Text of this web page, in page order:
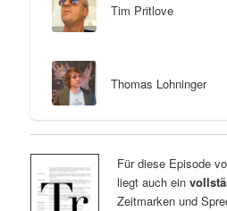
Tim Pritlove
Thomas Lohninger
Für diese Episode
liegt auch ein
Zeitmarken und